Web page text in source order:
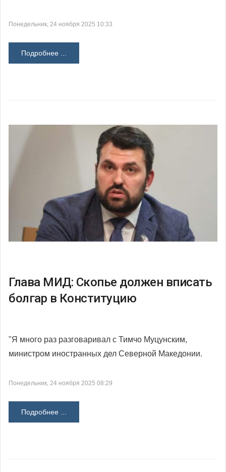
Понедельник, 24 ноября 2025 10:33
Подробнее ...
Глава МИД: Скопье должен вписать
болгар в Конституцию
"Я много раз разговаривал с Тимчо Муцунским,
министром иностранных дел Северной Македонии.
Понедельник, 24 ноября 2025 08:29
Подробнее ...